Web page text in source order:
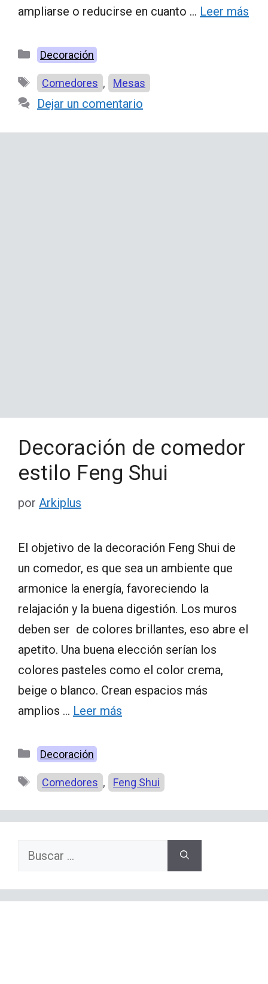
ampliarse o reducirse en cuanto … Leer más
Categorías
Decoración
Etiquetas
Comedores , Mesas
Dejar un comentario
Decoración de comedor
estilo Feng Shui
por Arkiplus
El objetivo de la decoración Feng Shui de
un comedor, es que sea un ambiente que
armonice la energía, favoreciendo la
relajación y la buena digestión. Los muros
deben ser de colores brillantes, eso abre el
apetito. Una buena elección serían los
colores pasteles como el color crema,
beige o blanco. Crean espacios más
amplios … Leer más
Categorías
Decoración
Etiquetas
Comedores , Feng Shui
Buscar: